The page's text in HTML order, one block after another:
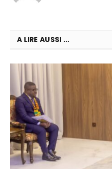
A LIRE AUSSI ...